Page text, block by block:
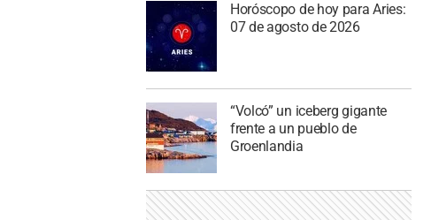
Horóscopo de hoy para Aries:
07 de agosto de 2026
“Volcó” un iceberg gigante
frente a un pueblo de
Groenlandia